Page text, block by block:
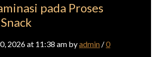
pada Proses
2026 at 11:38 am byadmin /0